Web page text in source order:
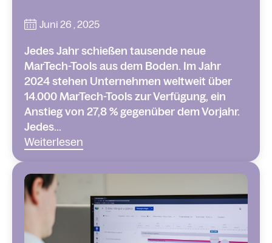
Juni 26 , 2025
Jedes Jahr schießen tausende neue
MarTech-Tools aus dem Boden. Im Jahr
2024 stehen Unternehmen weltweit über
14.000 MarTech-Tools zur Verfügung, ein
Anstieg von 27,8 % gegenüber dem Vorjahr.
Jedes...
Weiterlesen